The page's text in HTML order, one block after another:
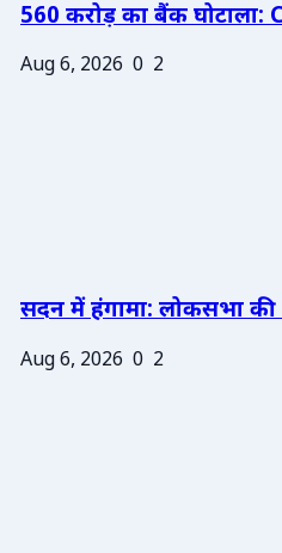
560 करोड़ का बैंक
Aug 6, 2026 0 2
सदन में हंगामा: लोकसभा की
Aug 6, 2026 0 2